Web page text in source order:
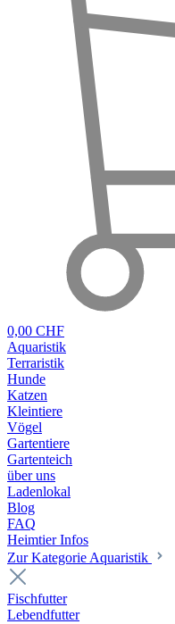
0,00 CHF
Aquaristik
Terraristik
Hunde
Katzen
Kleintiere
Vögel
Gartentiere
Gartenteich
über uns
Ladenlokal
Blog
FAQ
Heimtier Infos
Zur Kategorie Aquaristik
Fischfutter
Lebendfutter